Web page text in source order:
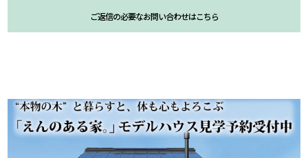
ご返信の必要なお問い合わせはこちら